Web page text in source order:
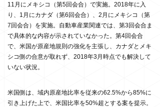
11月にメキシコ（第5回会合）で実施。2018年に入
り、1月にカナダ（第6回会合）、2月にメキシコ（第
7回会合）を実施。自動車産業関連では、第3回会合ま
で具体的な内容が示されていなかった。第4回会合
で、米国が原産地規則の強化を主張し、カナダとメキ
シコ側の合意が取れず、2018年3月時点でも解決して
いない状況。
米国側は、域内原産地比率を従来の62.5%から85%に
引き上げた上で、米国比率を50%超とする案を提示。